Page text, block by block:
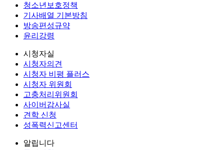
청소년보호정책
기사배열 기본방침
방송편성규약
윤리강령
시청자실
시청자의견
시청자 비평 플러스
시청자 위원회
고충처리위원회
사이버감사실
견학 신청
성폭력신고센터
알립니다